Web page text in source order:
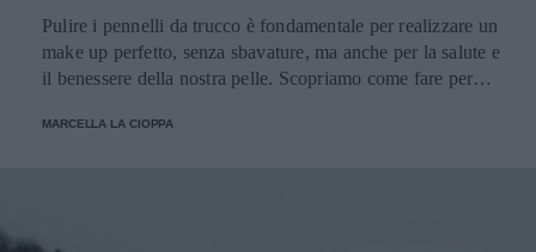
Pulire i pennelli da trucco è fondamentale per realizzare un
make up perfetto, senza sbavature, ma anche per la salute e
il benessere della nostra pelle. Scopriamo come fare per
MARCELLA LA CIOPPA